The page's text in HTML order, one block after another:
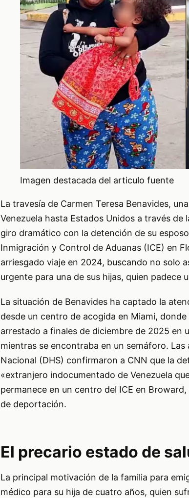
Imagen destacada del articulo fuente
La travesía de Carmen Teresa Benavides,
Venezuela hasta Estados Unidos a través
giro dramático con la detención de su
Inmigración y Control de Aduanas (ICE) en
arriesgado viaje en 2024, buscando no solo
urgente para una de sus hijas, quien padece
La situación de Benavides ha captado la
desde un centro de acogida en Miami,
arrestado a finales de diciembre de 2025 en
mientras se encontraba en un semáforo.
Nacional (DHS) confirmaron a CNN que la
«extranjero indocumentado de Venezuela
permanece en un centro del ICE en
de deportación.
El precario estado de
La principal motivación de la familia para
médico para su hija de cuatro años, quien